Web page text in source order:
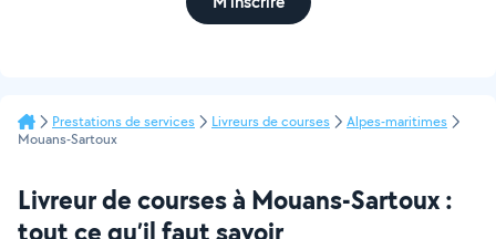
Prestations de services Livreurs de courses
Alpes-maritimes
Mouans-Sartoux
Livreur de courses à Mouans-Sartoux :
tout ce qu’il faut savoir